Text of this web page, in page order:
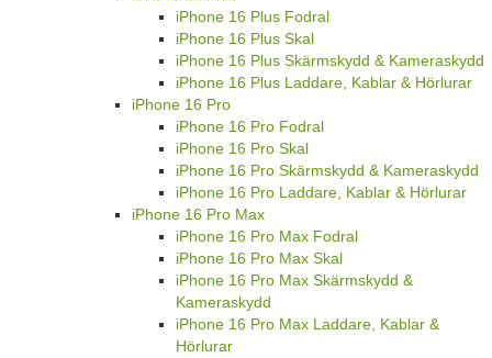
iPhone 16 Plus Fodral
iPhone 16 Plus Skal
iPhone 16 Plus Skärmskydd & Kameraskydd
iPhone 16 Plus Laddare, Kablar & Hörlurar
iPhone 16 Pro
iPhone 16 Pro Fodral
iPhone 16 Pro Skal
iPhone 16 Pro Skärmskydd & Kameraskydd
iPhone 16 Pro Laddare, Kablar & Hörlurar
iPhone 16 Pro Max
iPhone 16 Pro Max Fodral
iPhone 16 Pro Max Skal
iPhone 16 Pro Max Skärmskydd &
Kameraskydd
iPhone 16 Pro Max Laddare, Kablar &
Hörlurar